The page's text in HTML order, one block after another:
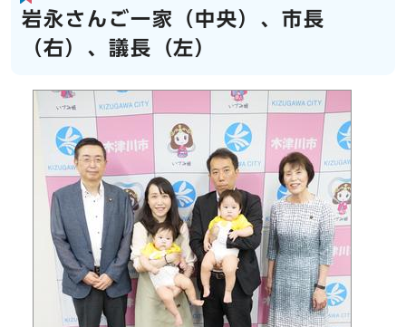
岩永さんご一家（中央）、市長
（右）、議長（左）